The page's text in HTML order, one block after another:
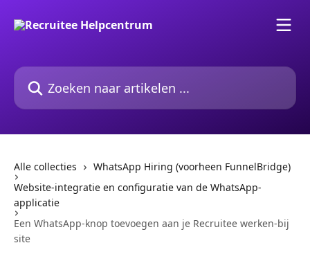
Zoeken naar artikelen ...
Alle collecties
WhatsApp Hiring (voorheen FunnelBridge)
Website-integratie en configuratie van de WhatsApp-
applicatie
Een WhatsApp-knop toevoegen aan je Recruitee werken-bij
site